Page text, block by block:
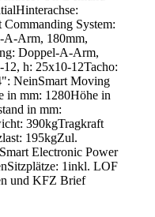
Commanding System:
A-Arm, 180mm,
Doppel-A-Arm,
h: 25x10-12Tacho:
NeinSmart Moving
in mm: 1280Höhe in
in mm:
390kgTragkraft
195kgZul.
Electronic Power
1inkl. LOF
und KFZ Brief